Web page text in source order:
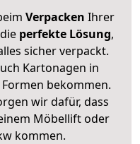
Verpacken Ihrer
perfekte Lösung,
sicher verpackt.
Kartonagen in
bekommen.
wir dafür, dass
Möbellift oder
kommen.